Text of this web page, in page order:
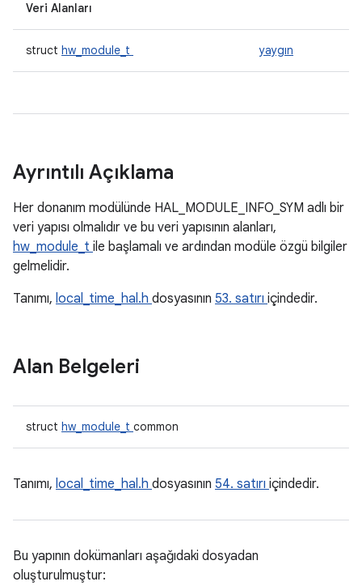
Veri Alanları
struct hw_module_t yaygın
Ayrıntılı Açıklama
Her donanım modülünde HAL_MODULE_INFO_SYM adlı bir
veri yapısı olmalıdır ve bu veri yapısının alanları,
hw_module_t ile başlamalı ve ardından modüle özgü bilgiler
gelmelidir.
Tanımı, local_time_hal.h dosyasının 53. satırı içindedir.
Alan Belgeleri
struct hw_module_t common
Tanımı, local_time_hal.h dosyasının 54. satırı içindedir.
Bu yapının dokümanları aşağıdaki dosyadan
oluşturulmuştur: